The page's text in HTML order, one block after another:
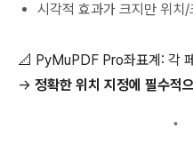
시각적 효과가 크지만 위치
📐 PyMuPDF Pro좌표계: 각
→ 정확한 위치 지정에 필수적